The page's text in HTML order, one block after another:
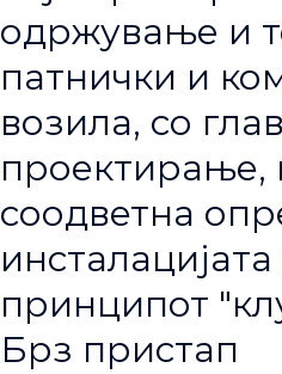
одржување и
патнички и
возила, со
проектирање,
соодветна
принципот
Брз пристап